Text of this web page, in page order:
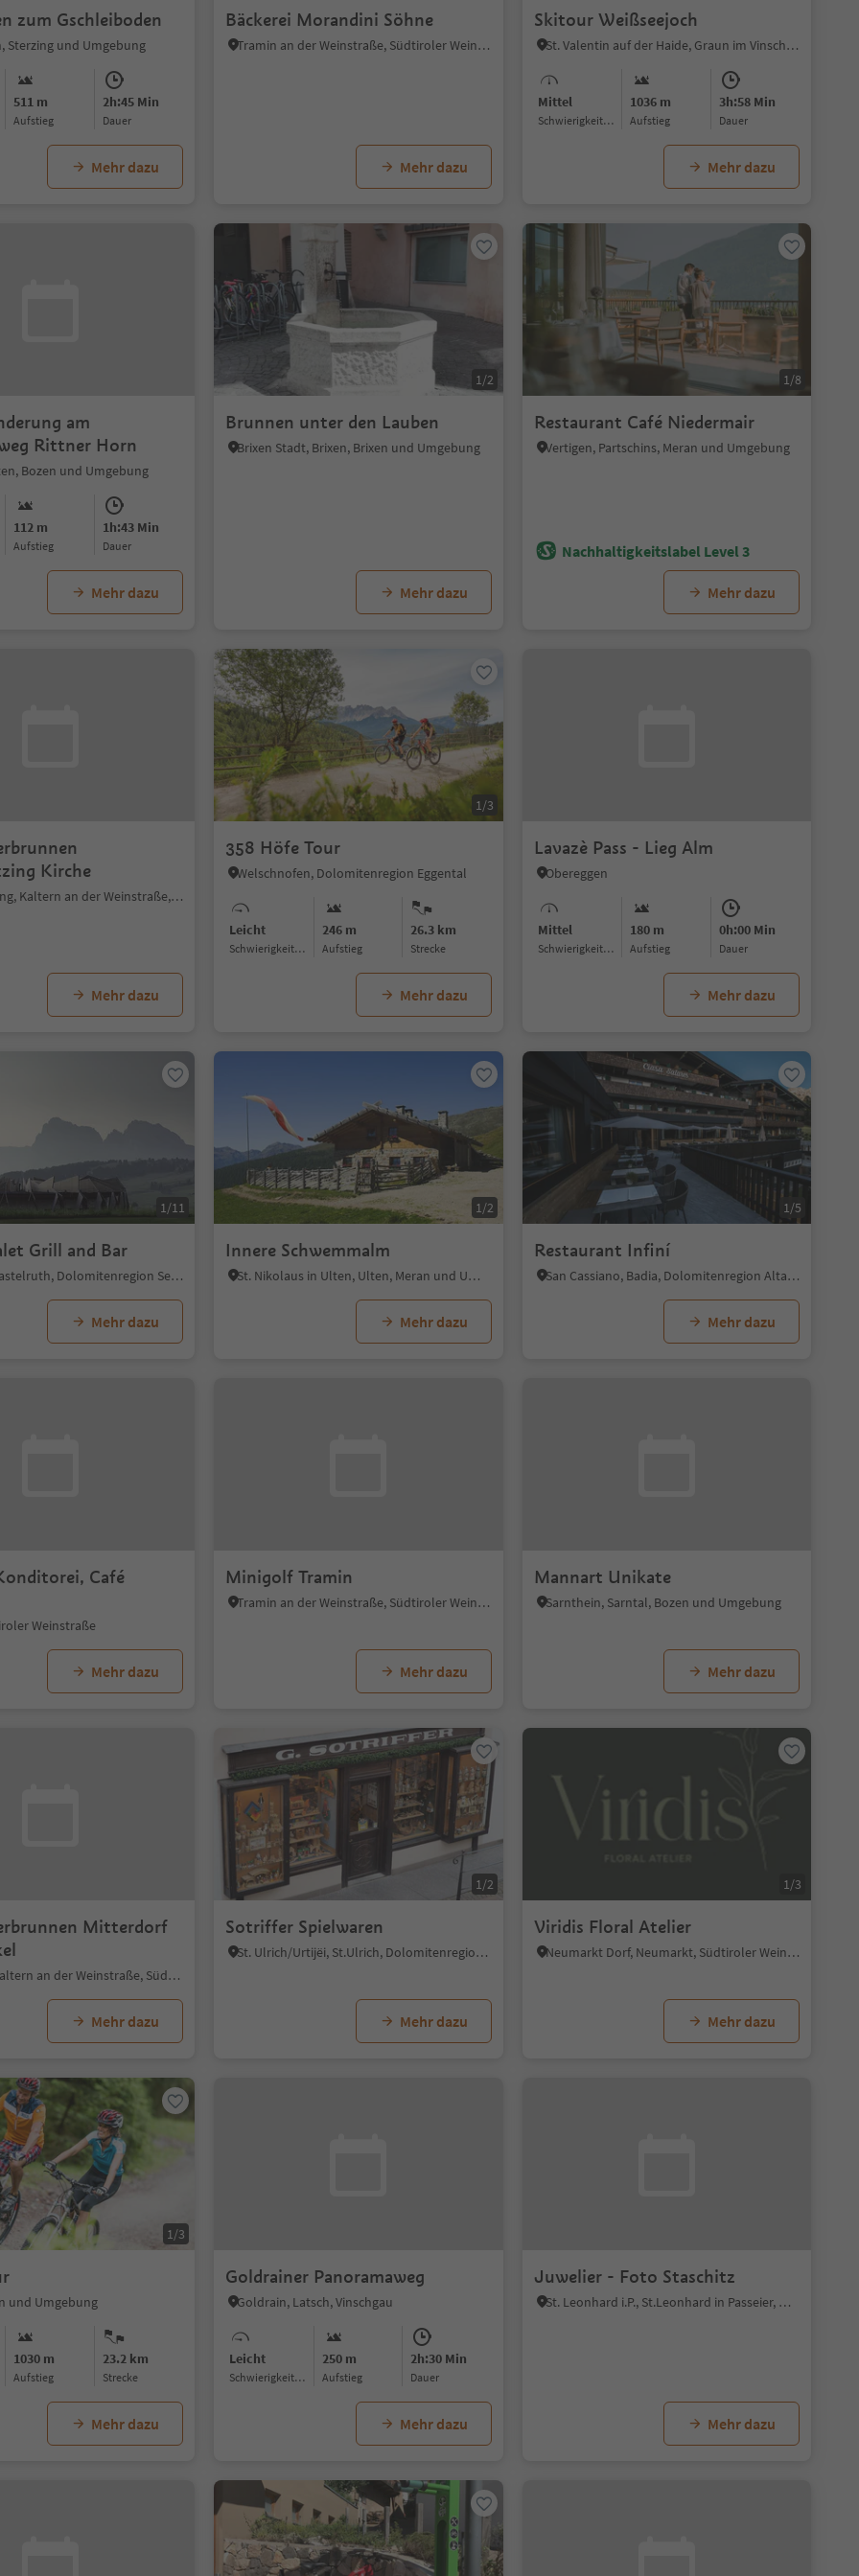
zum Gschleiboden
Sterzing und Umgebung
511 m
Aufstieg
2h:45 Min
Dauer
Mehr dazu
Bäckerei Morandini Söhne
Tramin an der Weinstraße, Südtiroler Weinstraße
Mehr dazu
Skitour Weißseejoch
St. Valentin auf der Haide, Graun im Vinschgau, Vinschgau
Mittel
Schwierigkeitsgrad
1036 m
Aufstieg
3h:58 Min
Dauer
Mehr dazu
am
Rittner Horn
Bozen und Umgebung
112 m
Aufstieg
1h:43 Min
Dauer
Mehr dazu
1/2
Brunnen unter den Lauben
Brixen Stadt, Brixen, Brixen und Umgebung
Mehr dazu
1/8
Restaurant Café Niedermair
Vertigen, Partschins, Meran und Umgebung
Nachhaltigkeitslabel Level 3
Mehr dazu
Kirche
Oberplanitzing, Kaltern an der Weinstraße, Südtiroler Weinstraße
Mehr dazu
1/3
358 Höfe Tour
Welschnofen, Dolomitenregion Eggental
Leicht
Schwierigkeitsgrad
246 m
Aufstieg
26.3 km
Strecke
Mehr dazu
Lavazè Pass - Lieg Alm
Obereggen
Mittel
Schwierigkeitsgrad
180 m
Aufstieg
0h:00 Min
Dauer
Mehr dazu
1/11
Grill and Bar
Seiseralm, Kastelruth, Dolomitenregion Seiser Alm
Mehr dazu
1/2
Innere Schwemmalm
St. Nikolaus in Ulten, Ulten, Meran und Umgebung
Mehr dazu
1/5
Restaurant Infiní
San Cassiano, Badia, Dolomitenregion Alta Badia
Mehr dazu
Café
Weinstraße
Mehr dazu
Minigolf Tramin
Tramin an der Weinstraße, Südtiroler Weinstraße
Mehr dazu
Mannart Unikate
Sarnthein, Sarntal, Bozen und Umgebung
Mehr dazu
Mitterdorf
Mitterdorf, Kaltern an der Weinstraße, Südtiroler Weinstraße
Mehr dazu
1/2
Sotriffer Spielwaren
St. Ulrich/Urtijëi, St.Ulrich, Dolomitenregion Gröden
Mehr dazu
1/3
Viridis Floral Atelier
Neumarkt Dorf, Neumarkt, Südtiroler Weinstraße
Mehr dazu
1/3
und Umgebung
1030 m
Aufstieg
23.2 km
Strecke
Mehr dazu
Goldrainer Panoramaweg
Goldrain, Latsch, Vinschgau
Leicht
Schwierigkeitsgrad
250 m
Aufstieg
2h:30 Min
Dauer
Mehr dazu
Juwelier - Foto Staschitz
St. Leonhard i.P., St.Leonhard in Passeier, Meran und Umgebung
Mehr dazu